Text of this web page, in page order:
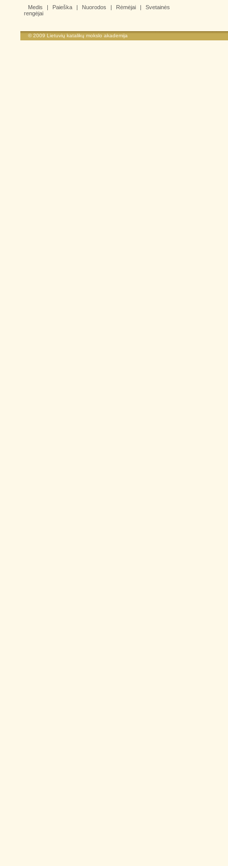
Medis | Paieška | Nuorodos | Rėmėjai |
Svetainės
rengėjai
© 2009 Lietuvių katalikų mokslo akademija